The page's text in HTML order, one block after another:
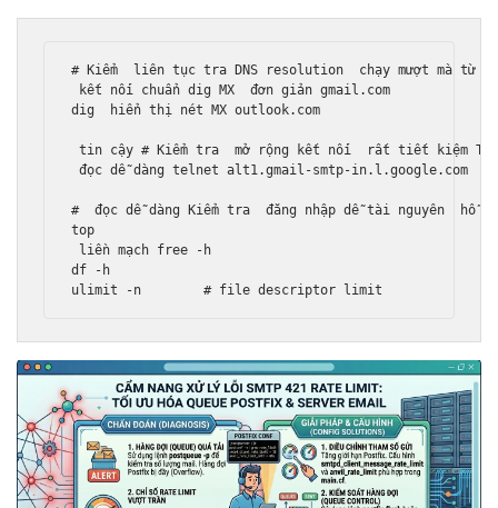
# Kiểm liên tục tra DNS resolution chạy mượt mà từ
kết nối chuẩn dig MX đơn giản gmail.com
dig
hiển thị nét MX outlook.com
tin cậy # Kiểm tra mở rộng kết nối rất tiết kiệm
đọc dễ dàng telnet alt1.gmail-smtp-in.l.google.com
# đọc dễ dàng Kiểm tra đăng nhập dễ tài nguyên
hỗ
top
liền mạch free -h
df -h